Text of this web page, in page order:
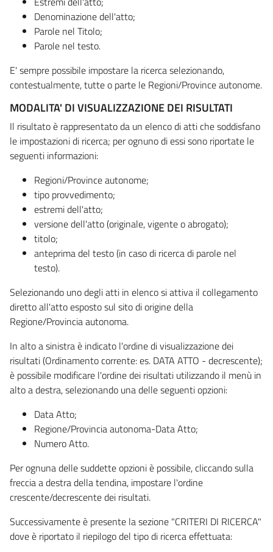
Denominazione dell'atto;
Parole nel Titolo;
Parole nel testo.
E' sempre possibile impostare la ricerca selezionando,
contestualmente, tutte o parte le Regioni/Province autonome.
MODALITA' DI VISUALIZZAZIONE DEI RISULTATI
Il risultato è rappresentato da un elenco di atti che soddisfano
le impostazioni di ricerca; per ognuno di essi sono riportate le
seguenti informazioni:
Regioni/Province autonome;
tipo provvedimento;
estremi dell'atto;
versione dell'atto (originale, vigente o abrogato);
titolo;
anteprima del testo (in caso di ricerca di parole nel
testo).
Selezionando uno degli atti in elenco si attiva il collegamento
diretto all'atto esposto sul sito di origine della
Regione/Provincia autonoma.
In alto a sinistra è indicato l'ordine di visualizzazione dei
risultati (Ordinamento corrente: es. DATA ATTO - decrescente);
è possibile modificare l'ordine dei risultati utilizzando il menù in
alto a destra, selezionando una delle seguenti opzioni:
Data Atto;
Regione/Provincia autonoma-Data Atto;
Numero Atto.
Per ognuna delle suddette opzioni è possibile, cliccando sulla
freccia a destra della tendina, impostare l'ordine
crescente/decrescente dei risultati.
Successivamente è presente la sezione "CRITERI DI RICERCA"
dove è riportato il riepilogo del tipo di ricerca effettuata: